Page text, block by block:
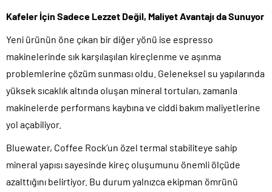
Kafeler İçin Sadece Lezzet Değil, Maliyet Avantajı da Sunuyor
Yeni ürünün öne çıkan bir diğer yönü ise espresso
makinelerinde sık karşılaşılan kireçlenme ve aşınma
problemlerine çözüm sunması oldu. Geleneksel su yapılarında
yüksek sıcaklık altında oluşan mineral tortuları, zamanla
makinelerde performans kaybına ve ciddi bakım maliyetlerine
yol açabiliyor.
Bluewater, Coffee Rock’un özel termal stabiliteye sahip
mineral yapısı sayesinde kireç oluşumunu önemli ölçüde
azalttığını belirtiyor. Bu durum yalnızca ekipman ömrünü